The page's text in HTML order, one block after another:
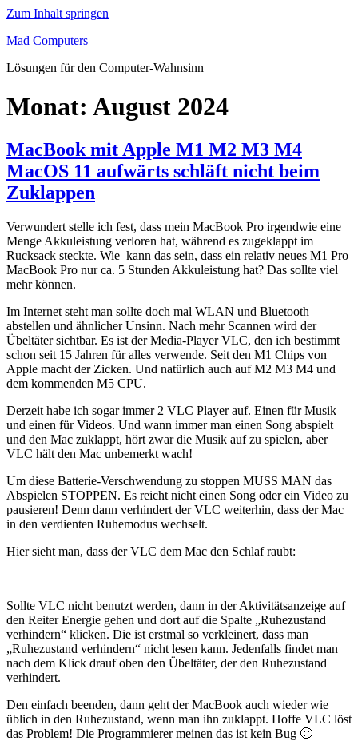
Zum Inhalt springen
Mad Computers
Lösungen für den Computer-Wahnsinn
Monat: August 2024
MacBook mit Apple M1 M2 M3 M4
MacOS 11 aufwärts schläft nicht beim
Zuklappen
Verwundert stelle ich fest, dass mein MacBook Pro irgendwie eine
Menge Akkuleistung verloren hat, während es zugeklappt im
Rucksack steckte. Wie kann das sein, dass ein relativ neues M1 Pro
MacBook Pro nur ca. 5 Stunden Akkuleistung hat? Das sollte viel
mehr können.
Im Internet steht man sollte doch mal WLAN und Bluetooth
abstellen und ähnlicher Unsinn. Nach mehr Scannen wird der
Übeltäter sichtbar. Es ist der Media-Player VLC, den ich bestimmt
schon seit 15 Jahren für alles verwende. Seit den M1 Chips von
Apple macht der Zicken. Und natürlich auch auf M2 M3 M4 und
dem kommenden M5 CPU.
Derzeit habe ich sogar immer 2 VLC Player auf. Einen für Musik
und einen für Videos. Und wann immer man einen Song abspielt
und den Mac zuklappt, hört zwar die Musik auf zu spielen, aber
VLC hält den Mac unbemerkt wach!
Um diese Batterie-Verschwendung zu stoppen MUSS MAN das
Abspielen STOPPEN. Es reicht nicht einen Song oder ein Video zu
pausieren! Denn dann verhindert der VLC weiterhin, dass der Mac
in den verdienten Ruhemodus wechselt.
Hier sieht man, dass der VLC dem Mac den Schlaf raubt:
Sollte VLC nicht benutzt werden, dann in der Aktivitätsanzeige auf
den Reiter Energie gehen und dort auf die Spalte „Ruhezustand
verhindern“ klicken. Die ist erstmal so verkleinert, dass man
„Ruhezustand verhindern“ nicht lesen kann. Jedenfalls findet man
nach dem Klick drauf oben den Übeltäter, der den Ruhezustand
verhindert.
Den einfach beenden, dann geht der MacBook auch wieder wie
üblich in den Ruhezustand, wenn man ihn zuklappt. Hoffe VLC löst
das Problem! Die Programmierer meinen das ist kein Bug 🙁